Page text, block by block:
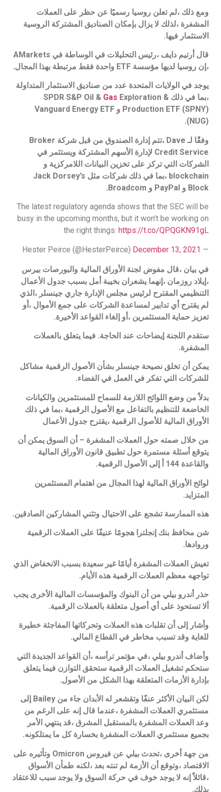
ومع ذلك ،لم تعلن روسيا رسميًا عن حظر على العملات
المشفرة ،لذلك لا يزال بإمكان الصناديق المشتركة الروسية
الاستثمار فيها.
قال أرتيم دايف ،رئيس التحليلات في الوساطة في AMarkets
،إن روسيا لديها مؤسسة ETF واحدة فقط مرتبطة بهذا المجال.
يوجد في الولايات المتحدة عدد من صناديق الاستثمار المتداولة
،بما في ذلك SPDR S&P Oil &
Gas Exploration &
Production ETF (SPNY) و Vanguard Energy ETF
(NUG).
وفقًا لـ Dave ،تتم إدارة الصندوق من قبل شركة Broker
Credit Service لإدارة الأسهم المشتركة ويستثمر في
الشركات التي تركز على تخزين البيانات اللامركزية و
blockchain ،بما في ذلك شركات مثل Jack Dorsey’s
Block و PayPal و Broadcom.
The latest regulatory agenda shows that the SEC will be
busy in the upcoming months, but it won’t be working on
the right things: https://t.co/QPQGKN91gL
— Hester Peirce (@HesterPeirce)
December 13, 2021
في بيان ،قال مفوض لجنة الأوراق المالية والبورصات بيرس
،إيلاد روزمان ،إنهما يشعران بخيبة أمل بسبب جدول الأعمال
التنظيمي المقترح لرئيس مجلس الإدارة جاري جينسلر ،الذي
لم يقترح أي تدابير لمساعدة الشركات على جمع الأموال ،أو
تعزيز حماية المستثمرين ،أو إلغاء القواعد الأخيرة.
ستقدم اللجنة إيضاحات عند الحاجة. فيما يتعلق بالعملات
المشفرة.
يمكن أن تخلق نصيحة جينسلر بشأن الأصول الرقمية مشاكل
للشركات التي تفكر في العمل في الفضاء.
بدلاً من وضع اللوائح اللازمة للسماح للمستثمرين والكيانات
الخاضعة للتنظيم بالتفاعل مع الأصول الرقمية ،بما في ذلك
الأوراق المالية للأصول الرقمية ،يقترح جدول الأعمال
من خلال صمته حول العملات المشفرة – أن السوق يمكن أن
يتوقع أسئلة مستمرة حول تطبيق قانون الأوراق المالية
والقاعدة 144 أ إلى الأصول الرقمية.
لوائح الأوراق المالية لهذا المجال من اهتمام المستثمرين
المتزايد.
هذه الممارسة تشجع على الاحتيال وتثني المشاركين الصادقين.
شن محافظ بنك إنجلترا هجومًا عنيفًا على العملات الرقمية
وروادها.
تعيش العملات المشفرة أيامًا غير سعيدة بسبب الانخفاض الذي
تواجهه معظم العملات الرقمية هذه الأيام.
حذر أندرو بيلي من أن البنوك والمؤسسات المالية الأخرى يجب
ألا تستحوذ على أي أصول متعلقة بالعملات الرقمية.
وأشار إلى أن تقلبات هذه العملات وتحركاتها المفاجئة خطيرة
للغاية وقد تسبب مخاطر في القطاع المالي.
وأضاف أندرو بيلي ،في مؤتمر ترأسه ،أن القواعد الجديدة التي
ستحكم تشغيل العملات الرقمية ستحقق التوازن فيما يتعلق
بإدارة الأزمات المتعلقة بهذا الشكل من الأصول.
لكن البيان الأكثر عنفًا وتقشعر له الأبدان جاء من Bailey إلى
مستثمري العملات المشفرة ،عندما قال إنه على الرغم من
وعد العملات المشفرة بالمستقبل المشرق ،قد ينتهي الأمر
بجميع مستثمري العملات المشفرة بخسارة كل ما يمتلكونه.
من جهة أخرى ،تحدث بيلي عن فيروس Omicron وتأثيره على
الاقتصاد ،وتوقع أن الأزمة لم تنته بعد ،لكنه طمأن الأسواق
،قائلاً إنه لا يوجد خوف في حركة السوق ولا يوجد سبب للاعتقاد
بذلك.